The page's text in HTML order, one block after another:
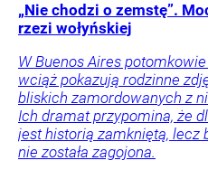
„Nie chodzi o zemstę”.
rzezi wołyńskiej
W Buenos Aires
wciąż pokazują rodzinne
bliskich zamordowanych z
Ich dramat przypomina, że
jest historią zamkniętą, lecz
nie została zagojona.